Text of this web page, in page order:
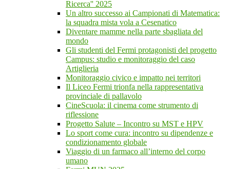
Ricerca'' 2025
Un altro successo ai Campionati di Matematica:
la squadra mista vola a Cesenatico
Diventare mamme nella parte sbagliata del
mondo
Gli studenti del Fermi protagonisti del progetto
Campus: studio e monitoraggio del caso
Artiglieria
Monitoraggio civico e impatto nei territori
Il Liceo Fermi trionfa nella rappresentativa
provinciale di pallavolo
CineScuola: il cinema come strumento di
riflessione
Progetto Salute – Incontro su MST e HPV
Lo sport come cura: incontro su dipendenze e
condizionamento globale
Viaggio di un farmaco all’interno del corpo
umano